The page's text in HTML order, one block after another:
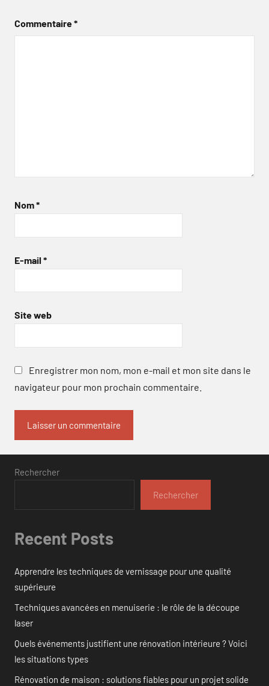
Commentaire*
Nom*
E-mail *
Site web
Enregistrer mon nom, mon e-mail et mon site dans le
navigateur pour mon prochain commentaire.
Rechercher
Rechercher
Recent Posts
Apprendre les techniques de vernissage pour une qualité
supérieure
Techniques avancées en menuiserie : le rôle de la découpe
laser
Quels événements justifient une rénovation intérieure ? Voici
les situations types
Rénovation de maison : solutions fiables pour un projet solide